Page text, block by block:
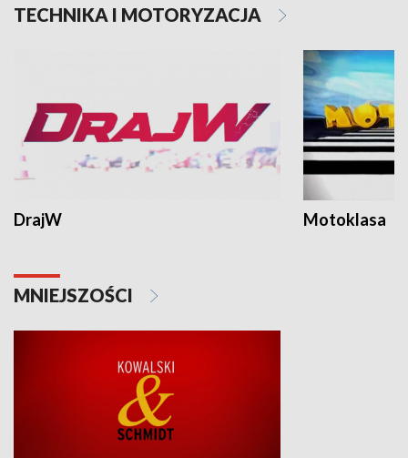
TECHNIKA I MOTORYZACJA
DrajW Motoklasa
MNIEJSZOŚCI